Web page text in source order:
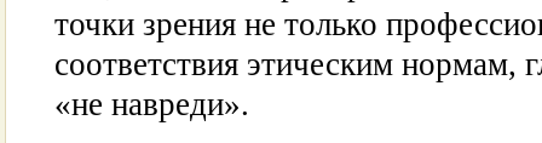
точки зрения не только
соответствия этическим нормам,
«не навреди».